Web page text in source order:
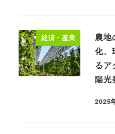
経済・産業
農地
化、
るア
陽光
2025